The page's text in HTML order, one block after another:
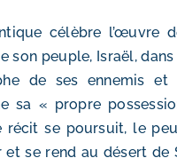
célèbre l’œuvre
son peuple, Israël,
de ses ennemis et
sa « propre
récit se poursuit, le
et se rend au désert de